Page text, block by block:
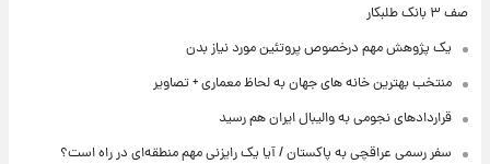
صف ۳ بانک طلبکار
یک پژوهش مهم درخصوص پروتئین مورد نیاز بدن
منتخب بهترین خانه های جهان به لحاظ معماری + تصاویر
قراردادهای نجومی به والیبال ایران هم رسید
سفر رسمی عراقچی به پاکستان / آیا یک رایزنی مهم منطقه‌ای در راه است؟